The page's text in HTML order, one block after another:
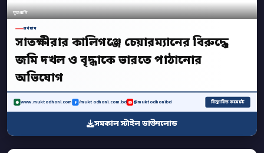
মুক্তধ্বনি
সর্বশেষ
সাতক্ষীরার কালিগঞ্জে চেয়ারম্যানের বিরুদ্ধে
জমি দখল ও বৃদ্ধাকে ভারতে পাঠানোর
অভিযোগ
www.muktodhoni.com /muktodhoni.com.bd @muktodhonibd বিস্তারিত কমেন্টে
সমকাল স্টাইল ডাউনলোড